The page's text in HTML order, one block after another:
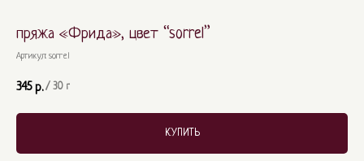
пряжа «Фрида», цвет “sorrel”
Артикул: sorrel
345 р. / 30 г
КУПИТЬ